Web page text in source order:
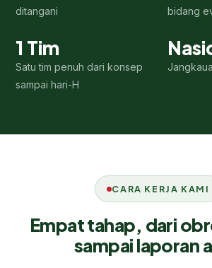
ditangani
bidang
1 Tim
Satu tim penuh dari konsep
sampai hari-H
CARA KERJA KAMI
Empat tahap, dari
sampai laporan